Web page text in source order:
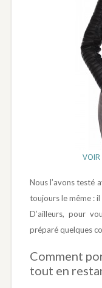
VOIR
Nous l’avons testé
toujours le même :
D’ailleurs, pour
préparé quelques
Comment
tout en